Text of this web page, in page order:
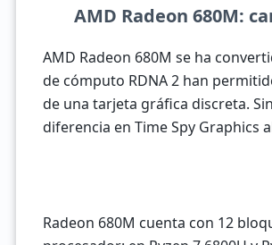
AMD Radeon 680M:
AMD Radeon 680M se ha
de cómputo RDNA 2 han
de una tarjeta gráfica discreta.
diferencia en Time Spy Graphics
Radeon 680M cuenta con 12